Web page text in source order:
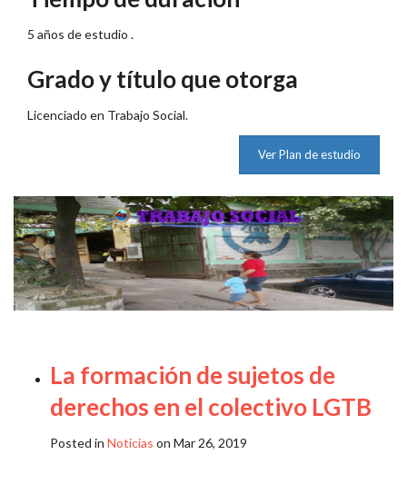
5 años de estudio .
Grado y título que otorga
Licenciado en Trabajo Social.
Ver Plan de estudio
La formación de sujetos de
derechos en el colectivo LGTB
Posted in Noticias on Mar 26, 2019